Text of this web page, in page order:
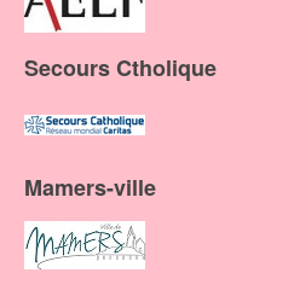
Secours Ctholique
Mamers-ville